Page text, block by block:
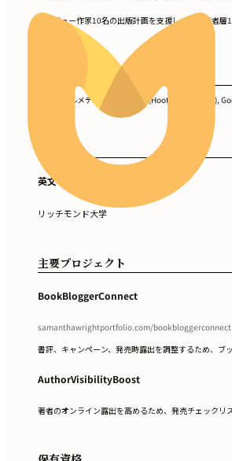
• デビュー作家10名の出版計画を支援し、初期読者
ソーシャルメディア管理ツール (Hootsuite, Buffer),
英文学士号
リッチモンド大学
主要プロジェクト
BookBloggerConnect
samanthawrightportfolio.com/bookbloggerconnect
書評、キャンペーン、発売時露出を調整するため、ブ
AuthorVisibilityBoost
著者のオンライン露出を高めるため、発売チェックリ